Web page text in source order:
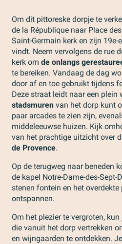
Om dit pittoreske dorpje te
de la République naar Place
Saint-Germain kerk en zijn 19e-
vindt. Neem vervolgens de rue
kerk om de onlangs
te bereiken. Vandaag de dag
door af en toe gebruikt tijdens
Deze straat leidt naar een plein
stadsmuren van het dorp kunt
paar arcades te zien zijn,
middeleeuwse huizen. Kijk
van het prachtige uitzicht over
de Provence.
Op de terugweg naar beneden
de kapel Notre-Dame-des-Sept-
stenen fontein en het
ontspannen.
Om het plezier te vergroten,
die vanuit het dorp vertrekken
en wijngaarden te ontdekken.